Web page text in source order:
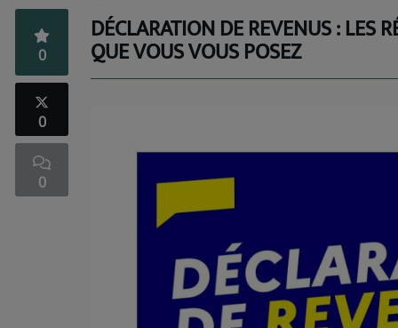
ECOUTER LA RADIO
EQUIPES
Nos Fréquences
Podcast
DÉCLARATION DE REVENUS : LES
QUE VOUS VOUS POSEZ
0
0
0